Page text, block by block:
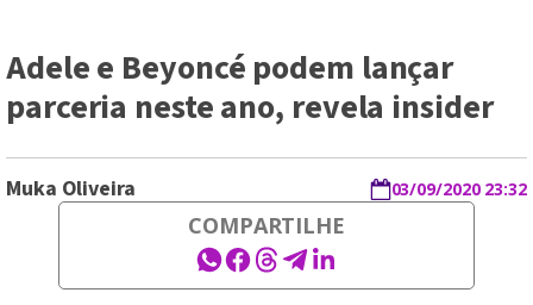
Adele e Beyoncé podem lançar
parceria neste ano, revela insider
Muka Oliveira 03/09/2020 23:32
COMPARTILHE